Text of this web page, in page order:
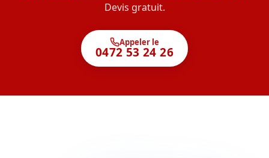
Devis gratuit.
Appeler le
0472 53 24 26